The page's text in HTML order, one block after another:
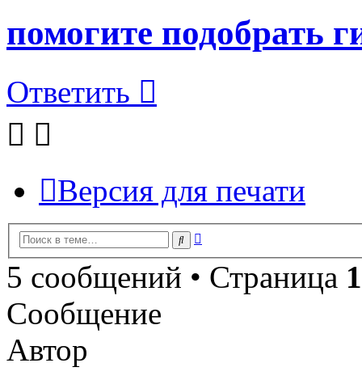
помогите подобрать
Ответить
Версия для печати
Поиск
5 сообщений • Страница 1
Сообщение
Автор